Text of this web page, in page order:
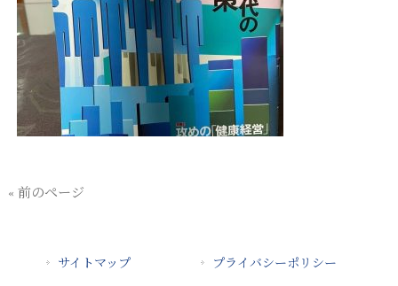
« 前のページ
サイトマップ プライバシーポリシー